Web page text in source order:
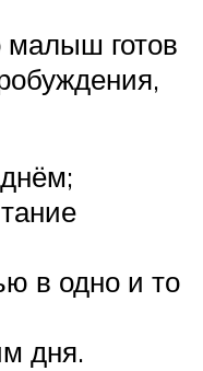
малыш готов
в одно и то
дня.